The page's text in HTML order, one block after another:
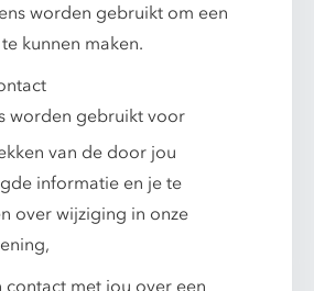
worden gebruikt om een
kunnen maken.
worden gebruikt voor
van de door jou
informatie en je te
over wijziging in onze